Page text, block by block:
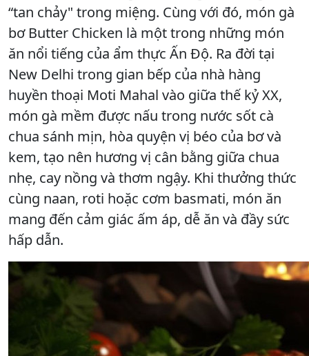
“tan chảy" trong miệng. Cùng với đó, món gà
bơ Butter Chicken là một trong những món
ăn nổi tiếng của ẩm thực Ấn Độ. Ra đời tại
New Delhi trong gian bếp của nhà hàng
huyền thoại Moti Mahal vào giữa thế kỷ XX,
món gà mềm được nấu trong nước sốt cà
chua sánh mịn, hòa quyện vị béo của bơ và
kem, tạo nên hương vị cân bằng giữa chua
nhẹ, cay nồng và thơm ngậy. Khi thưởng thức
cùng naan, roti hoặc cơm basmati, món ăn
mang đến cảm giác ấm áp, dễ ăn và đầy sức
hấp dẫn.